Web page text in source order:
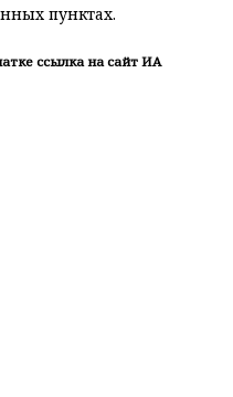
пунктах.
ссылка на сайт ИА